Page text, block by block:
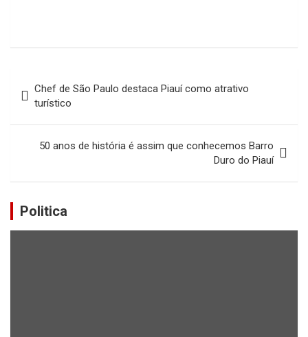
de
Post
Chef de São Paulo destaca Piauí como atrativo
turístico
50 anos de história é assim que conhecemos Barro
Duro do Piauí
Politica